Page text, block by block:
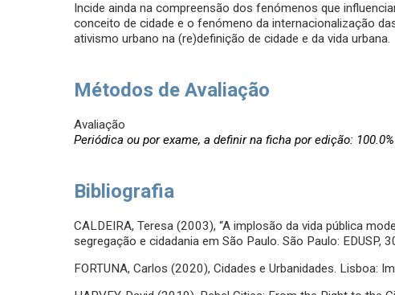
Incide ainda na compreensão dos fenómenos que
conceito de cidade e o fenómeno da internacionalização
ativismo urbano na (re)definição de cidade e da vida urbana.
Métodos de Avaliação
Avaliação
Periódica ou por exame, a definir na ficha por edição: 100.0%
Bibliografia
CALDEIRA, Teresa (2003), “A implosão da vida pública
segregação e cidadania em São Paulo. São Paulo: EDUSP,
FORTUNA, Carlos (2020), Cidades e Urbanidades. Lisboa: